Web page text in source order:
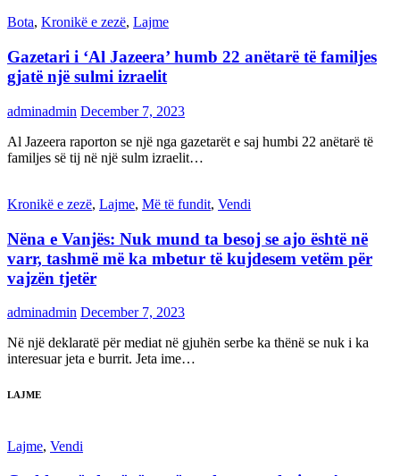
Bota, Kronikë e zezë, Lajme
Gazetari i ‘Al Jazeera’ humb 22 anëtarë të familjes
gjatë një sulmi izraelit
adminadmin December 7, 2023
Al Jazeera raporton se një nga gazetarët e saj humbi 22 anëtarë të
familjes së tij në një sulm izraelit…
Kronikë e zezë, Lajme, Më të fundit, Vendi
Nëna e Vanjës: Nuk mund ta besoj se ajo është në
varr, tashmë më ka mbetur të kujdesem vetëm për
vajzën tjetër
adminadmin December 7, 2023
Në një deklaratë për mediat në gjuhën serbe ka thënë se nuk i ka
interesuar jeta e burrit. Jeta ime…
LAJME
Lajme, Vendi